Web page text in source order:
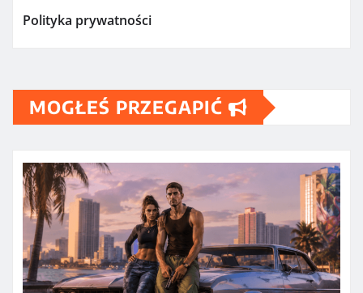
Polityka prywatności
MOGŁEŚ PRZEGAPIĆ